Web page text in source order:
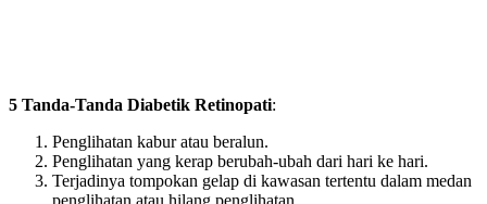
5 Tanda-Tanda Diabetik Retinopati:
Penglihatan kabur atau beralun.
Penglihatan yang kerap berubah-ubah dari hari ke hari.
Terjadinya tompokan gelap di kawasan tertentu dalam medan